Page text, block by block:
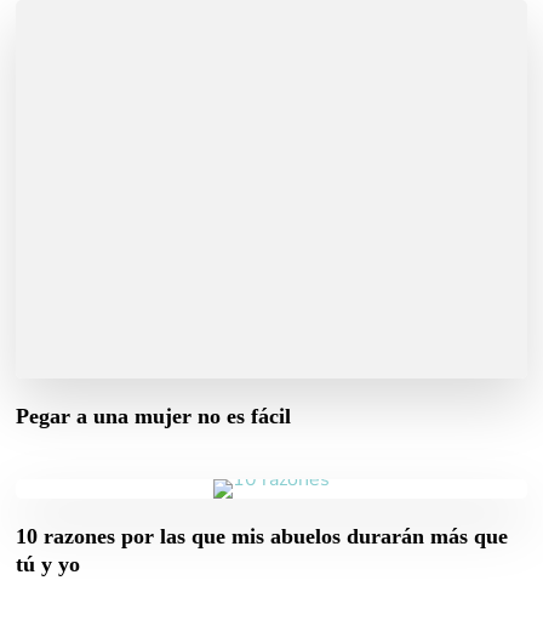
Pegar a una mujer no es fácil
10 razones por las que mis abuelos durarán más que
tú y yo